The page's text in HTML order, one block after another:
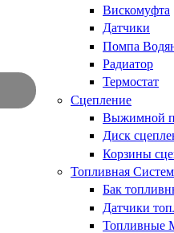
Вискомуфта
Датчики
Помпа
Радиатор
Термостат
Сцепление
Выжимной
Диск
Корзины
Топливная
Бак
Датчики
Топливные